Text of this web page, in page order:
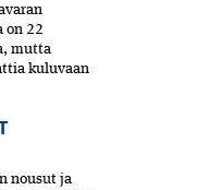
on 22
mutta
kuluvaan
nousut ja